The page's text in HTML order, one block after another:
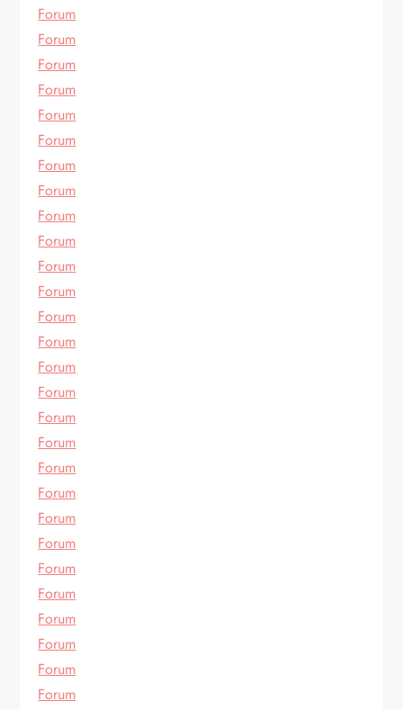
Forum
Forum
Forum
Forum
Forum
Forum
Forum
Forum
Forum
Forum
Forum
Forum
Forum
Forum
Forum
Forum
Forum
Forum
Forum
Forum
Forum
Forum
Forum
Forum
Forum
Forum
Forum
Forum